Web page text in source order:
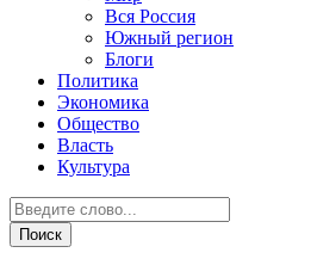
Вся Россия
Южный регион
Блоги
Политика
Экономика
Общество
Власть
Культура